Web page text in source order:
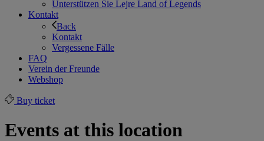
Unterstützen Sie Lejre Land of Legends
Kontakt
Back
Kontakt
Vergessene Fälle
FAQ
Verein der Freunde
Webshop
Buy ticket
Events at this location